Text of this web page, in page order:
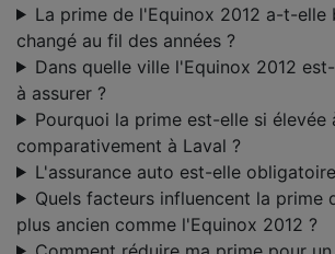
La prime de l'Equinox 2012 a-t-elle
changé au fil des années ?
Dans quelle ville l'Equinox 2012
à assurer ?
Pourquoi la prime est-elle si élevée
comparativement à Laval ?
L'assurance auto est-elle
Quels facteurs influencent la prime
plus ancien comme l'Equinox 2012 ?